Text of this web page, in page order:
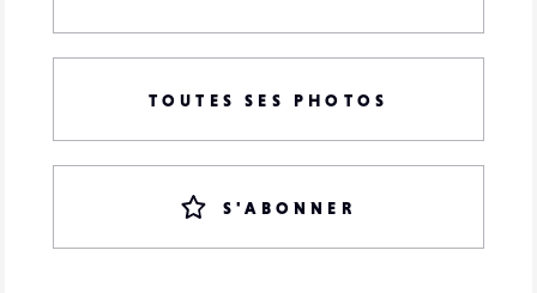
TOUTES SES PHOTOS
S'ABONNER